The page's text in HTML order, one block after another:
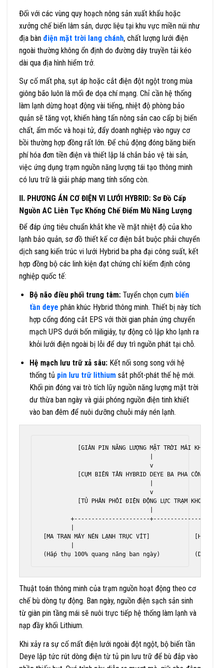
Đối với các vùng quy hoạch nông sản xuất khẩu hoặc
xưởng chế biến lâm sản, dược liệu tại khu vực miền núi như
địa bàn điện mặt trời lang chánh, chất lượng lưới điện
ngoài thường không ổn định do đường dây truyền tải kéo
dài qua địa hình hiểm trở.
Sự cố mất pha, sụt áp hoặc cắt điện đột ngột trong mùa
giông bão luôn là mối đe dọa chí mạng. Chỉ cần hệ thống
làm lạnh dừng hoạt động vài tiếng, nhiệt độ phòng bảo
quản sẽ tăng vọt, khiến hàng tấn nông sản cao cấp bị biến
chất, ẩm mốc và hoại tử, đẩy doanh nghiệp vào nguy cơ
bồi thường hợp đồng rất lớn. Để chủ động đóng băng biến
phí hóa đơn tiền điện và thiết lập lá chắn bảo vệ tài sản,
việc ứng dụng trạm nguồn năng lượng tái tạo thông minh
có lưu trữ là giải pháp mang tính sống còn.
II. PHƯƠNG ÁN CƠ ĐIỆN VI LƯỚI HYBRID: Sơ Đồ Cấp
Nguồn AC Liên Tục Khống Chế Điểm Mù Năng Lượng
Để đáp ứng tiêu chuẩn khắt khe về mặt nhiệt độ của kho
lạnh bảo quản, sơ đồ thiết kế cơ điện bắt buộc phải chuyển
dịch sang kiến trúc vi lưới Hybrid ba pha đại công suất, kết
hợp đồng bộ các linh kiện đạt chứng chỉ kiểm định công
nghiệp quốc tế:
Bộ não điều phối trung tâm:Tuyển chọn cụm biến
tần deye phân khúc Hybrid thông minh. Thiết bị này tích
hợp cổng đóng cắt EPS với thời gian phản ứng chuyển
mạch UPS dưới bốn miligiây, tự động cô lập kho lạnh ra
khỏi lưới điện ngoài bị lỗi để duy trì nguồn phát tại chỗ.
Hệ mạch lưu trữ xả sâu:Kết nối song song với hệ
thống tủ pin lưu trữ lithiumsắt phốt-phát thế hệ mới.
Khối pin đóng vai trò tích lũy nguồn năng lượng mặt trời
dư thừa ban ngày và giải phóng nguồn điện tinh khiết
vào ban đêm để nuôi dưỡng chuỗi máy nén lạnh.
[GIÀN PIN NĂNG LƯỢNG MẶT TRỜI MÁI KHO
                               v
[CỤM BIẾN TẦN HYBRID DEYE BA PHA CÔNG
                               v
[TỦ PHÂN PHỐI ĐIỆN ĐỘNG LỰC TRẠM KHO
+----------------------
[MA TRẠN MÁY NÉN LẠNH TRỤC VÍT]             [HỆ
Thuật toán thông minh của trạm nguồn hoạt động theo cơ
chế bù dòng tự động. Ban ngày, nguồn điện sạch sản sinh
từ giàn pin tầng mái sẽ nuôi trực tiếp hệ thống làm lạnh và
nạp đầy khối Lithium.
Khi xảy ra sự cố mất điện lưới ngoài đột ngột, bộ biến tần
Deye lập tức rút dòng điện từ tủ pin lưu trữ để bù đắp vào